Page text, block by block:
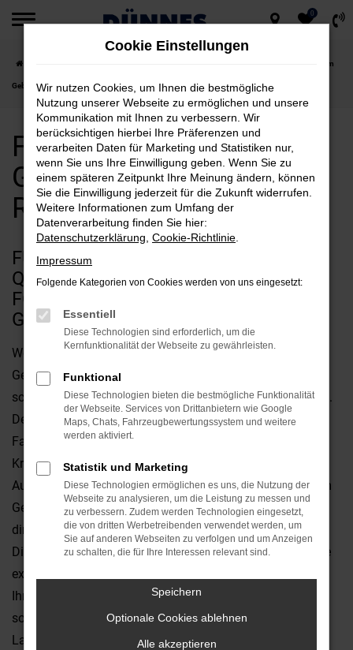
Zum
springen
0
Ford Tourneo Custom
Gebrauchtwagen für Regensburg kaufen
Ford Tourneo Custom
Gebrauchtwagen für
Regensburg kaufen
FÜR CLEVERSPARER UND
QUALITÄTSFANS IN REGENSBURG:
FORD TOURNEO CUSTOM
GEBRAUCHTWAGEN
Wenn Sie Ihren Autokauf für Regensburg allein aus
Gesichtspunkten der Vernunft betrachten, landen Sie
schnell bei einem Ford Tourneo Custom Gebrauchtwagen.
Der Grund liegt in der exzellenten Qualität dieses
Fahrzeugs, das bereits seit vielen Jahren gleichermaßen
Kritiker wie Fahrerinnen und Fahrer überzeugt. Wir vom
Autohaus Dünnes sind Experten für Ford Tourneo Custom
Gebrauchtwagen und bieten zudem einen Lieferservice
direkt zu Ihnen nach Regensburg oder in die Umgebung.
Die Auswahl ist enorm und mit ein wenig Glück finden Sie
exakt den Ford Tourneo Custom Gebrauchtwagen, der
Ihnen bereits seit Jahren vorschwebt. Oftmals besteht
sogar die Möglichkeit, die Motorisierung oder bei der
Lackierung eine Auswahl zu treffen.
Cookie Einstellungen
Wir nutzen Cookies, um Ihnen die bestmögliche
Nutzung unserer Webseite zu ermöglichen und unsere
Kommunikation mit Ihnen zu verbessern. Wir
berücksichtigen hierbei Ihre Präferenzen und
verarbeiten Daten für Marketing und Statistiken nur,
wenn Sie uns Ihre Einwilligung geben. Wenn Sie zu
einem späteren Zeitpunkt Ihre Meinung ändern, können
Sie die Einwilligung jederzeit für die Zukunft widerrufen.
Weitere Informationen zum Umfang der
Datenverarbeitung finden Sie hier:
Datenschutzerklärung Cookie-Richtlinie
Impressum
Folgende Kategorien von Cookies werden von uns eingesetzt:
Essentiell
Diese Technologien sind erforderlich, um die
Kernfunktionalität der Webseite zu gewährleisten.
Funktional
Diese Technologien bieten die bestmögliche Funktionalität
der Webseite. Services von Drittanbietern wie Google
Maps, Chats, Fahrzeugbewertungssystem und weitere
werden aktiviert.
Statistik und Marketing
Diese Technologien ermöglichen es uns, die Nutzung der
Webseite zu analysieren, um die Leistung zu messen und
zu verbessern. Zudem werden Technologien eingesetzt,
die von dritten Werbetreibenden verwendet werden, um
Sie auf anderen Webseiten zu verfolgen und um Anzeigen
zu schalten, die für Ihre Interessen relevant sind.
Speichern
Optionale Cookies ablehnen
Alle akzeptieren